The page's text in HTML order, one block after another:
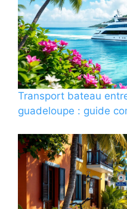
Transport bateau
guadeloupe : guide